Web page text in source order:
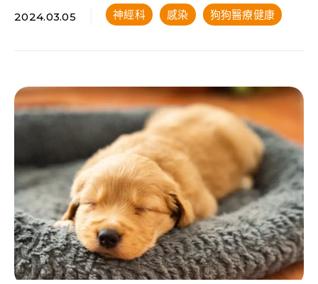
2024.03.05 神經科 感染 狗狗醫療健康